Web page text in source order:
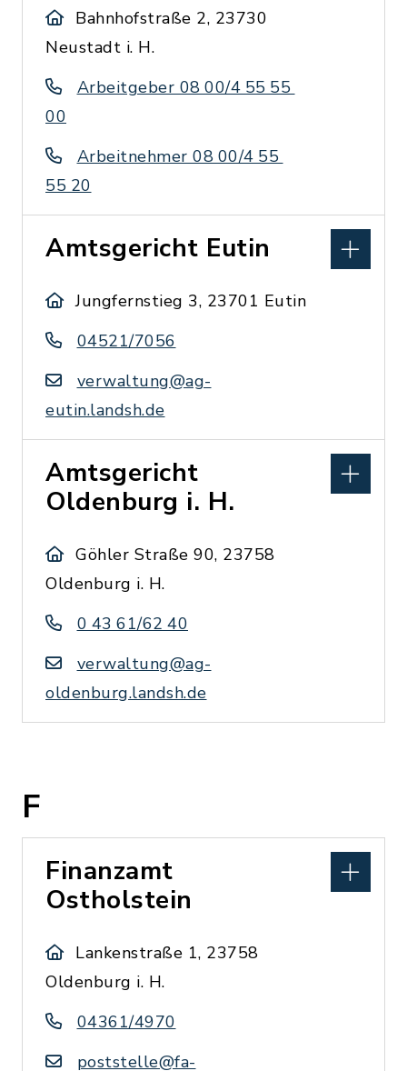
Bahnhofstraße 2, 23730
Neustadt i. H.
Arbeitgeber 08 00/4 55 55
00
Arbeitnehmer 08 00/4 55
55 20
Amtsgericht Eutin
Jungfernstieg 3, 23701 Eutin
04521/7056
verwaltung@ag-
eutin.landsh.de
Amtsgericht
Oldenburg i. H.
Göhler Straße 90, 23758
Oldenburg i. H.
0 43 61/62 40
verwaltung@ag-
oldenburg.landsh.de
F
Finanzamt
Ostholstein
Lankenstraße 1, 23758
Oldenburg i. H.
04361/4970
poststelle@fa-